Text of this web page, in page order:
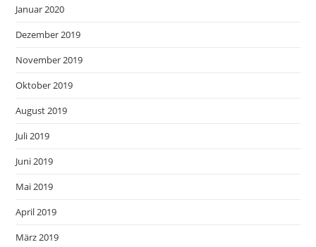
Januar 2020
Dezember 2019
November 2019
Oktober 2019
August 2019
Juli 2019
Juni 2019
Mai 2019
April 2019
März 2019